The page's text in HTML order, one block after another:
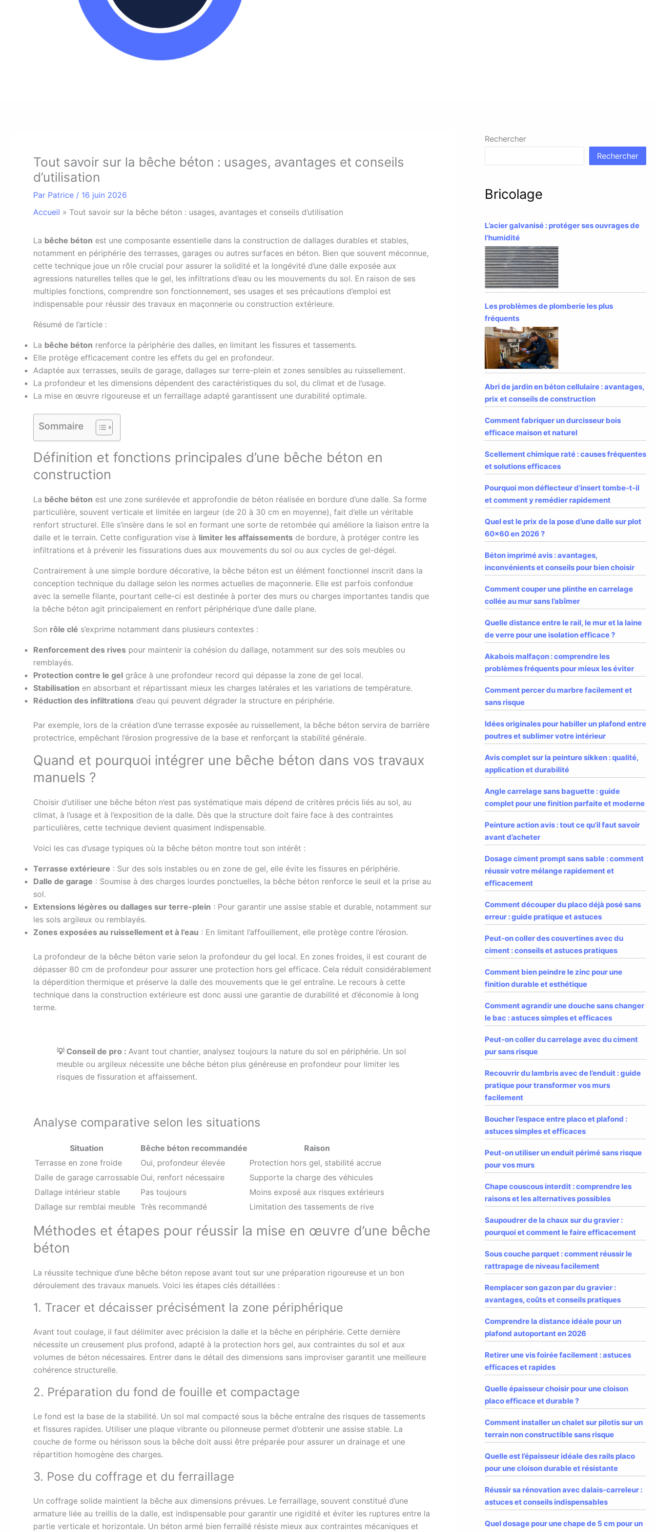
Tout savoir sur la bêche béton : usages, avantages et conseils
d’utilisation
Par Patrice / 16 juin 2026
Accueil » Tout savoir sur la bêche béton : usages, avantages et conseils d’utilisation
La bêche béton est une composante essentielle dans la construction de dallages durables et stables,
notamment en périphérie des terrasses, garages ou autres surfaces en béton. Bien que souvent méconnue,
cette technique joue un rôle crucial pour assurer la solidité et la longévité d’une dalle exposée aux
agressions naturelles telles que le gel, les infiltrations d’eau ou les mouvements du sol. En raison de ses
multiples fonctions, comprendre son fonctionnement, ses usages et ses précautions d’emploi est
indispensable pour réussir des travaux en maçonnerie ou construction extérieure.
Résumé de l’article :
La bêche béton renforce la périphérie des dalles, en limitant les fissures et tassements.
Elle protège efficacement contre les effets du gel en profondeur.
Adaptée aux terrasses, seuils de garage, dallages sur terre-plein et zones sensibles au ruissellement.
La profondeur et les dimensions dépendent des caractéristiques du sol, du climat et de l’usage.
La mise en œuvre rigoureuse et un ferraillage adapté garantissent une durabilité optimale.
Sommaire
Définition et fonctions principales d’une bêche béton en
construction
La bêche béton est une zone surélevée et approfondie de béton réalisée en bordure d’une dalle. Sa forme
particulière, souvent verticale et limitée en largeur (de 20 à 30 cm en moyenne), fait d’elle un véritable
renfort structurel. Elle s’insère dans le sol en formant une sorte de retombée qui améliore la liaison entre la
dalle et le terrain. Cette configuration vise à limiter les affaissements de bordure, à protéger contre les
infiltrations et à prévenir les fissurations dues aux mouvements du sol ou aux cycles de gel-dégel.
Contrairement à une simple bordure décorative, la bêche béton est un élément fonctionnel inscrit dans la
conception technique du dallage selon les normes actuelles de maçonnerie. Elle est parfois confondue
avec la semelle filante, pourtant celle-ci est destinée à porter des murs ou charges importantes tandis que
la bêche béton agit principalement en renfort périphérique d’une dalle plane.
Son rôle clé s’exprime notamment dans plusieurs contextes :
Renforcement des rives pour maintenir la cohésion du dallage, notamment sur des sols meubles ou
remblayés.
Protection contre le gel grâce à une profondeur record qui dépasse la zone de gel local.
Stabilisation en absorbant et répartissant mieux les charges latérales et les variations de température.
Réduction des infiltrations d’eau qui peuvent dégrader la structure en périphérie.
Par exemple, lors de la création d’une terrasse exposée au ruissellement, la bêche béton servira de barrière
protectrice, empêchant l’érosion progressive de la base et renforçant la stabilité générale.
Quand et pourquoi intégrer une bêche béton dans vos travaux
manuels ?
Choisir d’utiliser une bêche béton n’est pas systématique mais dépend de critères précis liés au sol, au
climat, à l’usage et à l’exposition de la dalle. Dès que la structure doit faire face à des contraintes
particulières, cette technique devient quasiment indispensable.
Voici les cas d’usage typiques où la bêche béton montre tout son intérêt :
Terrasse extérieure : Sur des sols instables ou en zone de gel, elle évite les fissures en périphérie.
Dalle de garage : Soumise à des charges lourdes ponctuelles, la bêche béton renforce le seuil et la prise au
sol.
Extensions légères ou dallages sur terre-plein : Pour garantir une assise stable et durable, notamment sur
les sols argileux ou remblayés.
Zones exposées au ruissellement et à l’eau : En limitant l’affouillement, elle protège contre l’érosion.
La profondeur de la bêche béton varie selon la profondeur du gel local. En zones froides, il est courant de
dépasser 80 cm de profondeur pour assurer une protection hors gel efficace. Cela réduit considérablement
la déperdition thermique et préserve la dalle des mouvements que le gel entraîne. Le recours à cette
technique dans la construction extérieure est donc aussi une garantie de durabilité et d’économie à long
terme.
💡 Conseil de pro : Avant tout chantier, analysez toujours la nature du sol en périphérie. Un sol
meuble ou argileux nécessite une bêche béton plus généreuse en profondeur pour limiter les
risques de fissuration et affaissement.
Analyse comparative selon les situations
Situation Bêche béton recommandée
Raison
Terrasse en zone froide
Oui, profondeur élevée
Protection hors gel, stabilité accrue
Dalle de garage carrossable Oui, renfort nécessaire
Supporte la charge des véhicules
Dallage intérieur stable
Pas toujours
Moins exposé aux risques extérieurs
Dallage sur remblai meuble Très recommandé Limitation des tassements de rive
Méthodes et étapes pour réussir la mise en œuvre d’une bêche
béton
La réussite technique d’une bêche béton repose avant tout sur une préparation rigoureuse et un bon
déroulement des travaux manuels. Voici les étapes clés détaillées :
1. Tracer et décaisser précisément la zone périphérique
Avant tout coulage, il faut délimiter avec précision la dalle et la bêche en périphérie. Cette dernière
nécessite un creusement plus profond, adapté à la protection hors gel, aux contraintes du sol et aux
volumes de béton nécessaires. Entrer dans le détail des dimensions sans improviser garantit une meilleure
cohérence structurelle.
2. Préparation du fond de fouille et compactage
Le fond est la base de la stabilité. Un sol mal compacté sous la bêche entraîne des risques de tassements
et fissures rapides. Utiliser une plaque vibrante ou pilonneuse permet d’obtenir une assise stable. La
couche de forme ou hérisson sous la bêche doit aussi être préparée pour assurer un drainage et une
répartition homogène des charges.
3. Pose du coffrage et du ferraillage
Un coffrage solide maintient la bêche aux dimensions prévues. Le ferraillage, souvent constitué d’une
armature liée au treillis de la dalle, est indispensable pour garantir une rigidité et éviter les ruptures entre la
partie verticale et horizontale. Un béton armé bien ferraillé résiste mieux aux contraintes mécaniques et
Rechercher
Rechercher
Bricolage
L’acier galvanisé : protéger ses ouvrages de
l’humidité
Les problèmes de plomberie les plus
fréquents
Abri de jardin en béton cellulaire : avantages,
prix et conseils de construction
Comment fabriquer un durcisseur bois
efficace maison et naturel
Scellement chimique raté : causes fréquentes
et solutions efficaces
Pourquoi mon déflecteur d’insert tombe-t-il
et comment y remédier rapidement
Quel est le prix de la pose d’une dalle sur plot
60×60 en 2026 ?
Béton imprimé avis : avantages,
inconvénients et conseils pour bien choisir
Comment couper une plinthe en carrelage
collée au mur sans l’abîmer
Quelle distance entre le rail, le mur et la laine
de verre pour une isolation efficace ?
Akabois malfaçon : comprendre les
problèmes fréquents pour mieux les éviter
Comment percer du marbre facilement et
sans risque
Idées originales pour habiller un plafond entre
poutres et sublimer votre intérieur
Avis complet sur la peinture sikken : qualité,
application et durabilité
Angle carrelage sans baguette : guide
complet pour une finition parfaite et moderne
Peinture action avis : tout ce qu’il faut savoir
avant d’acheter
Dosage ciment prompt sans sable : comment
réussir votre mélange rapidement et
efficacement
Comment découper du placo déjà posé sans
erreur : guide pratique et astuces
Peut-on coller des couvertines avec du
ciment : conseils et astuces pratiques
Comment bien peindre le zinc pour une
finition durable et esthétique
Comment agrandir une douche sans changer
le bac : astuces simples et efficaces
Peut-on coller du carrelage avec du ciment
pur sans risque
Recouvrir du lambris avec de l’enduit : guide
pratique pour transformer vos murs
facilement
Boucher l’espace entre placo et plafond :
astuces simples et efficaces
Peut-on utiliser un enduit périmé sans risque
pour vos murs
Chape couscous interdit : comprendre les
raisons et les alternatives possibles
Saupoudrer de la chaux sur du gravier :
pourquoi et comment le faire efficacement
Sous couche parquet : comment réussir le
rattrapage de niveau facilement
Remplacer son gazon par du gravier :
avantages, coûts et conseils pratiques
Comprendre la distance idéale pour un
plafond autoportant en 2026
Retirer une vis foirée facilement : astuces
efficaces et rapides
Quelle épaisseur choisir pour une cloison
placo efficace et durable ?
Comment installer un chalet sur pilotis sur un
terrain non constructible sans risque
Quelle est l’épaisseur idéale des rails placo
pour une cloison durable et résistante
Réussir sa rénovation avec dalais-carreleur :
astuces et conseils indispensables
Quel dosage pour une chape de 5 cm pour un